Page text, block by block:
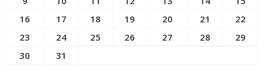
16
17 18 19 20 21
22
23
24 25 26 27 28
29
30
31